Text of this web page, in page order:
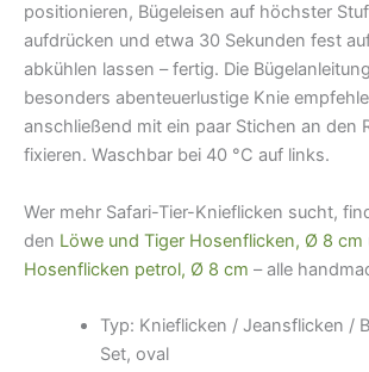
positionieren, Bügeleisen auf höchster
aufdrücken und etwa 30 Sekunden fest
abkühlen lassen – fertig. Die
besonders abenteuerlustige Knie
anschließend mit ein paar Stichen an den
fixieren. Waschbar bei 40 °C auf links.
Wer mehr Safari-Tier-Knieflicken sucht,
den Löwe und Tiger Hosenflicken, Ø 8 cm
Hosenflicken petrol, Ø 8 cm – alle
Typ: Knieflicken / Jeansflicken /
Set, oval